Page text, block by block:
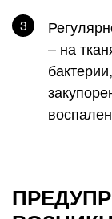
Р
– на